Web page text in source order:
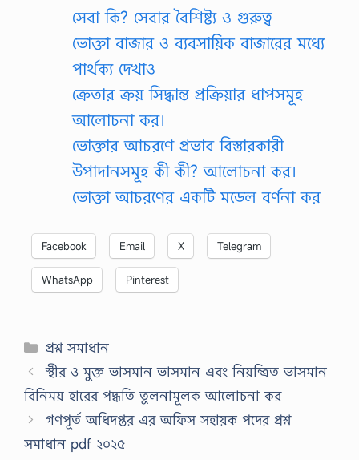
সেবা কি? সেবার বৈশিষ্ট্য ও গুরুত্ব
ভোক্তা বাজার ও ব্যবসায়িক বাজারের মধ্যে
পার্থক্য দেখাও
ক্রেতার ক্রয় সিদ্ধান্ত প্রক্রিয়ার ধাপসমূহ
আলোচনা কর।
ভোক্তার আচরণে প্রভাব বিস্তারকারী
উপাদানসমূহ কী কী? আলোচনা কর।
ভোক্তা আচরণের একটি মডেল বর্ণনা কর
Facebook Email X Telegram
WhatsApp Pinterest
Categories
প্রশ্ন সমাধান
স্থীর ও মুক্ত ভাসমান ভাসমান এবং নিয়ন্ত্রিত ভাসমান
বিনিময় হারের পদ্ধতি তুলনামূলক আলোচনা কর
গণপূর্ত অধিদপ্তর এর অফিস সহায়ক পদের প্রশ্ন
সমাধান pdf ২০২৫